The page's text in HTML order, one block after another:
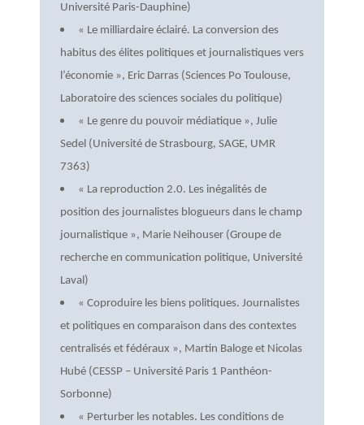
Université Paris-Dauphine)
« Le milliardaire éclairé. La conversion des
habitus des élites politiques et journalistiques vers
l’économie », Eric Darras (Sciences Po Toulouse,
Laboratoire des sciences sociales du politique)
« Le genre du pouvoir médiatique », Julie
Sedel (Université de Strasbourg, SAGE, UMR
7363)
« La reproduction 2.0. Les inégalités de
position des journalistes blogueurs dans le champ
journalistique », Marie Neihouser (Groupe de
recherche en communication politique, Université
Laval)
« Coproduire les biens politiques. Journalistes
et politiques en comparaison dans des contextes
centralisés et fédéraux », Martin Baloge et Nicolas
Hubé (CESSP – Université Paris 1 Panthéon-
Sorbonne)
« Perturber les notables. Les conditions de